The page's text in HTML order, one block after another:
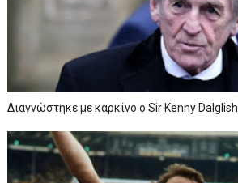
Διαγνώστηκε με καρκίνο ο Sir Kenny Dalglish